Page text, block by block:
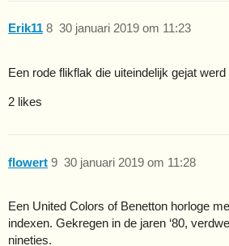
Erik11 30 januari 2019 om 11:23
8
Een rode flikflak die uiteindelijk gejat
2 likes
flowert 30 januari 2019 om 11:28
9
Een United Colors of Benetton horloge
indexen. Gekregen in de jaren ‘80,
nineties.